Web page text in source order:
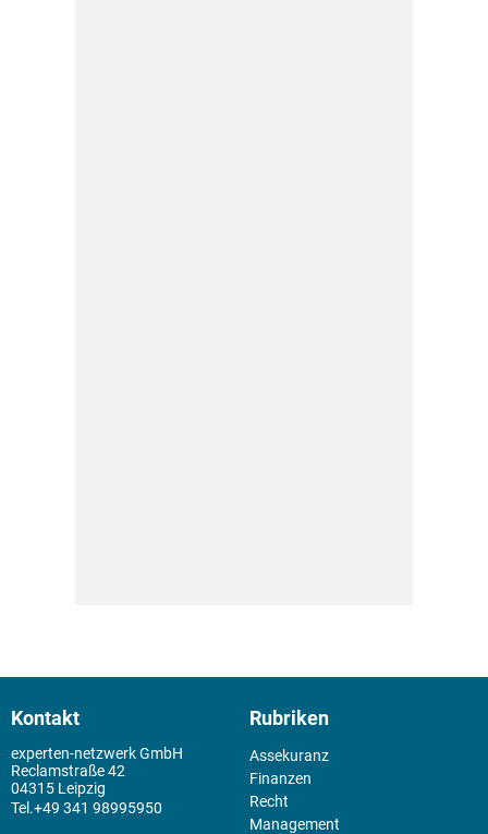
Kontakt
experten-netzwerk GmbH
Reclamstraße 42
04315 Leipzig
+49 341 98995950
Rubriken
Assekuranz
Finanzen
Recht
Management